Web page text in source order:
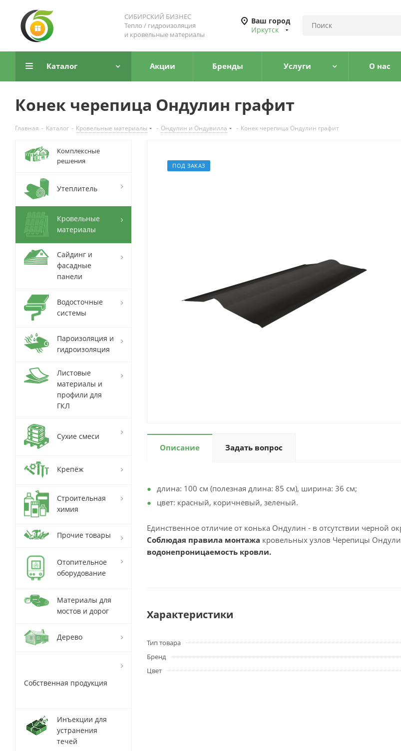
СИБИРСКИЙ БИЗНЕС
Тепло / гидроизоляция
и кровельные материалы
Ваш город
Иркутск
Каталог Акции Бренды Услуги О нас
Конек черепица Ондулин графит
Главная - Каталог - Кровельные материалы - Ондулин и Ондувилла - Конек черепица Ондулин графит
ПОД ЗАКАЗ
Описание Задать вопрос
длина: 100 см (полезная длина: 85 см), ширина: 36 см;
цвет: красный, коричневый, зеленый.
Единственное отличие от конька Ондулин - в отсутствии черной
Соблюдая правила монтажа кровельных узлов Черепицы
водонепроницаемость кровли.
Характеристики
Тип товара
Бренд
Цвет
Комплексные
решения
Утеплитель
Кровельные
материалы
Сайдинг и
фасадные
панели
Водосточные
системы
Пароизоляция и
гидроизоляция
Листовые
материалы и
профили для
ГКЛ
Сухие смеси
Крепёж
Строительная
химия
Прочие товары
Отопительное
оборудование
Материалы для
мостов и дорог
Дерево
Собственная продукция
Инъекции для
устранения
течей